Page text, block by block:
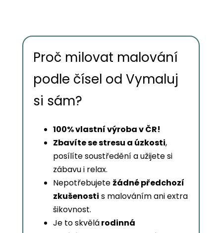
Proč milovat malování
podle čísel od Vymaluj
si sám?
100% vlastní výroba v ČR!
Zbavíte se stresu a úzkosti,
posílíte soustředění a užijete si
zábavu i relax.
Nepotřebujete žádné předchozí
zkušenosti s malováním ani extra
šikovnost.
Je to skvělárodinná